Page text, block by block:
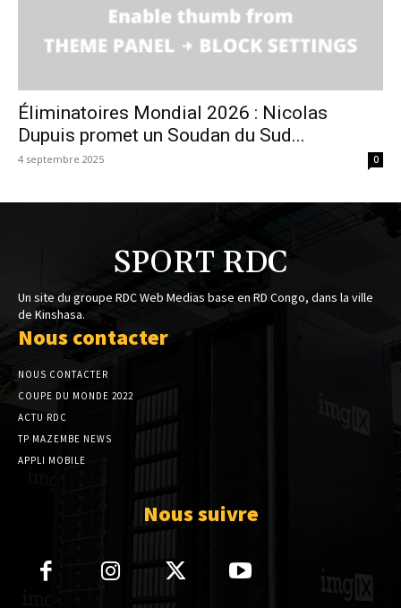
Éliminatoires Mondial 2026 : Nicolas
Dupuis promet un Soudan du Sud...
4 septembre 2025 0
SPORT RDC
Un site du groupe RDC Web Medias base en RD Congo, dans la ville
de Kinshasa.
Nous contacter
NOUS CONTACTER
COUPE DU MONDE 2022
ACTU RDC
TP MAZEMBE NEWS
APPLI MOBILE
Nous suivre